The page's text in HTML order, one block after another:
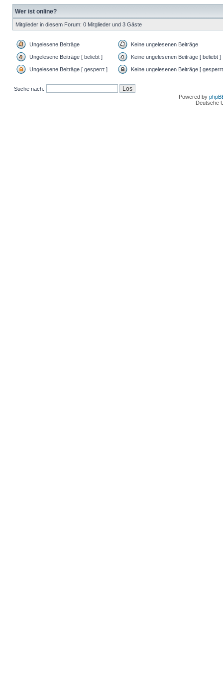
Wer ist online?
Mitglieder in diesem Forum: 0 Mitglieder und 3 Gäste
Ungelesene Beiträge Keine ungelesenen Beiträge
Ungelesene Beiträge [ beliebt ] Keine ungelesenen Beiträge [ beliebt ]
Ungelesene Beiträge [ gesperrt ] Keine ungelesenen Beiträge [
Suche nach:
Powered by
Deutsche